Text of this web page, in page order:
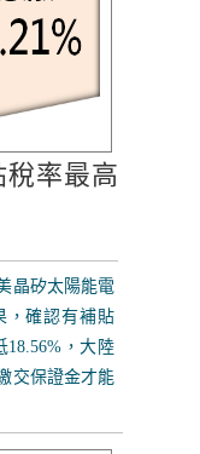
率最高
晶矽太陽能電
，確認有補貼
18.56%，大陸
交保證金才能